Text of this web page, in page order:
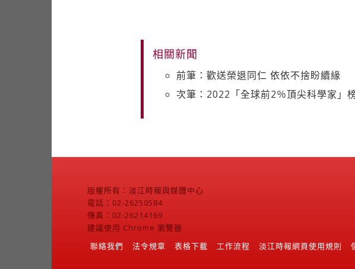
相關新聞
前筆：歡送榮退同仁 依依不捨盼續緣
次筆：2022「全球前2％頂尖科學家」
版權所有：淡江時報與媒體中心
電話：02-26250584
傳真：02-26214169
建議使用 Chrome 瀏覽器
聯絡我們
法令規章 表格下載 工作流程 淡江時報網頁使用規則